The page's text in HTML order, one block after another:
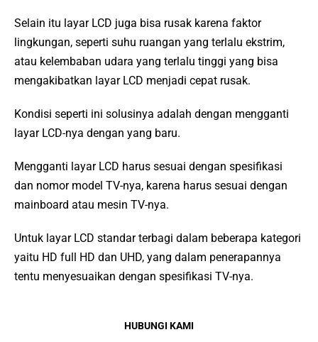
Selain itu layar LCD juga bisa rusak karena faktor
lingkungan, seperti suhu ruangan yang terlalu ekstrim,
atau kelembaban udara yang terlalu tinggi yang bisa
mengakibatkan layar LCD menjadi cepat rusak.
Kondisi seperti ini solusinya adalah dengan mengganti
layar LCD-nya dengan yang baru.
Mengganti layar LCD harus sesuai dengan spesifikasi
dan nomor model TV-nya, karena harus sesuai dengan
mainboard atau mesin TV-nya.
Untuk layar LCD standar terbagi dalam beberapa kategori
yaitu HD full HD dan UHD, yang dalam penerapannya
tentu menyesuaikan dengan spesifikasi TV-nya.
HUBUNGI KAMI